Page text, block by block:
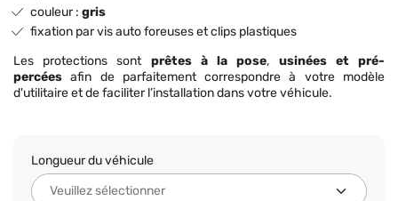
couleur :gris
fixation par vis auto foreuses et clips plastiques
Les protections sont prêtes à la pose, usinées et pré-
percées afin de parfaitement correspondre à votre modèle
d'utilitaire et de faciliter l’installation dans votre véhicule.
Longueur du véhicule